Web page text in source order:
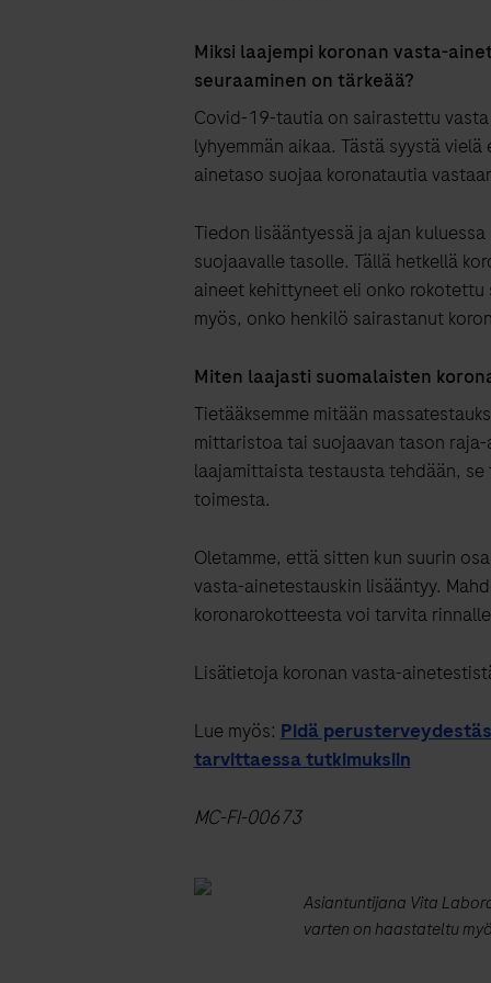
Miksi laajempi koronan vasta-
seuraaminen on tärkeää?
Covid-19-tautia on sairastettu
lyhyemmän aikaa. Tästä syystä
ainetaso suojaa koronatautia
Tiedon lisääntyessä ja ajan
suojaavalle tasolle. Tällä hetkellä
aineet kehittyneet eli onko
myös, onko henkilö sairastanut
Miten laajasti suomalaisten
Tietääksemme mitään
mittaristoa tai suojaavan tason
laajamittaista testausta tehdään,
toimesta.
Oletamme, että sitten kun suurin
vasta-ainetestauskin lisääntyy.
koronarokotteesta voi tarvita
Lisätietoja koronan vasta-
Lue myös: Pidä
tarvittaessa tutkimuksiin
MC-FI-00673
Asiantuntijana Vita
varten on haastateltu